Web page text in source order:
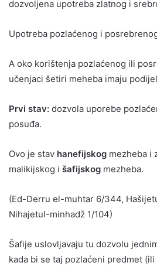
dozvoljena upotreba zlatnog i
Upotreba pozlaćenog i
A oko korištenja pozlaćenog ili
učenjaci šetiri meheba imaju
Prvi stav: dozvola uporebe
posuđa.
Ovo je stav hanefijskog mezheba i
malikijskog i šafijskog mezheba.
(Ed-Derru el-muhtar 6/344,
Nihajetul-minhadž 1/104)
Šafije uslovljavaju tu dozvolu
kada bi se taj pozlaćeni predmet